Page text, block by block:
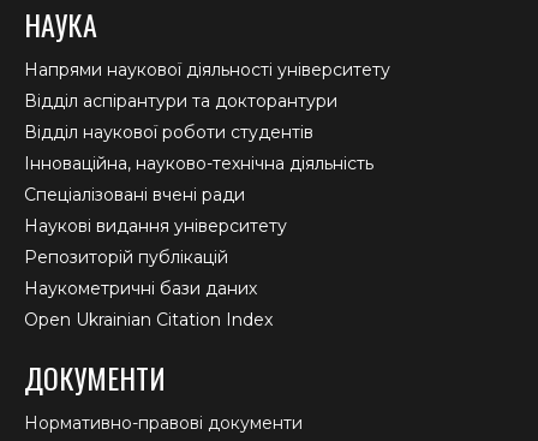
НАУКА
Напрями наукової діяльності університету
Відділ аспірантури та докторантури
Відділ наукової роботи студентів
Інноваційна, науково-технічна діяльність
Спеціалізовані вчені ради
Наукові видання університету
Репозиторій публікацій
Наукометричні бази даних
Open Ukrainian Citation Index
ДОКУМЕНТИ
Нормативно-правові документи